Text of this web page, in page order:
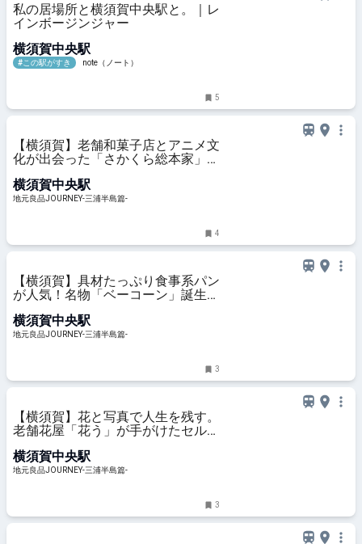
私の居場所と横須賀中央駅と。｜レ
インボージンジャー
横須賀中央駅
#この駅がすき note（ノート）
5
【横須賀】老舗和菓子店とアニメ文
化が出会った「さかくら総本家」の
三浦半島篇-
横須賀中央駅
地元良品JOURNEY-三浦半島篇-
4
【横須賀】具材たっぷり食事系パン
が人気！名物「ベーコーン」誕生の
JOURNEY-三浦半島篇-
横須賀中央駅
地元良品JOURNEY-三浦半島篇-
3
【横須賀】花と写真で人生を残す。
老舗花屋「花う」が手がけたセルフ
良品JOURNEY-三浦半島篇-
横須賀中央駅
地元良品JOURNEY-三浦半島篇-
3